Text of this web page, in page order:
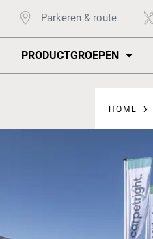
Parkeren & route
PRODUCTGROEPEN
HOME